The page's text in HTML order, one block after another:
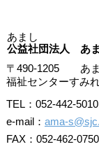
あまし
公益社団法人 あ
〒490-1205 あ
福祉センターすみ
TEL：052-442-5010
e-mail： ama-
FAX：052-462-0750